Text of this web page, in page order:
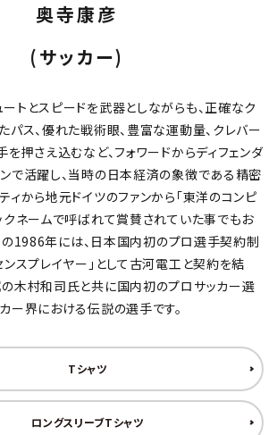
奥寺康彦
(サッカー)
トとスピードを武器としながらも、正確なク
パス、優れた戦術眼、豊富な運動量、クレバー
を押さえ込むなど、フォワードからディフェンダ
で活躍し、当時の日本経済の象徴である精密
ィから地元ドイツのファンから「東洋のコンピ
クネームで呼ばれて賞賛されていた事でもお
の1986年には、日本国内初のプロ選手契約制
ンスプレイヤー」として古河電工と契約を結
木村和司氏と共に国内初のプロサッカー選
ー界における伝説の選手です。
Tシャツ
ロングスリーブTシャツ